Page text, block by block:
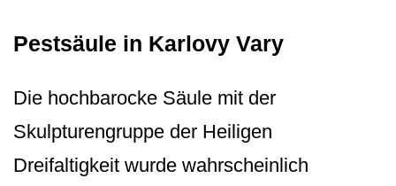
Pestsäule in Karlovy Vary
Die hochbarocke Säule mit der
Skulpturengruppe der Heiligen
Dreifaltigkeit wurde wahrscheinlich